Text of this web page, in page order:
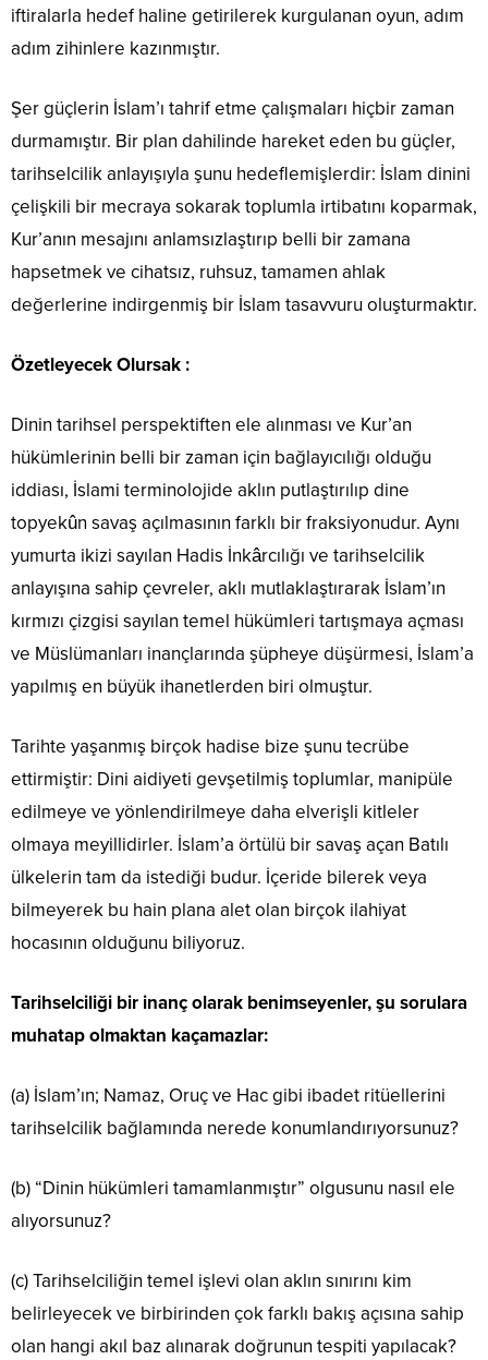
iftiralarla hedef haline getirilerek kurgulanan oyun, adım
adım zihinlere kazınmıştır.
Şer güçlerin İslam’ı tahrif etme çalışmaları hiçbir zaman
durmamıştır. Bir plan dahilinde hareket eden bu güçler,
tarihselcilik anlayışıyla şunu hedeflemişlerdir: İslam dinini
çelişkili bir mecraya sokarak toplumla irtibatını koparmak,
Kur’anın mesajını anlamsızlaştırıp belli bir zamana
hapsetmek ve cihatsız, ruhsuz, tamamen ahlak
değerlerine indirgenmiş bir İslam tasavvuru oluşturmaktır.
Özetleyecek Olursak :
Dinin tarihsel perspektiften ele alınması ve Kur’an
hükümlerinin belli bir zaman için bağlayıcılığı olduğu
iddiası, İslami terminolojide aklın putlaştırılıp dine
topyekûn savaş açılmasının farklı bir fraksiyonudur. Aynı
yumurta ikizi sayılan Hadis İnkârcılığı ve tarihselcilik
anlayışına sahip çevreler, aklı mutlaklaştırarak İslam’ın
kırmızı çizgisi sayılan temel hükümleri tartışmaya açması
ve Müslümanları inançlarında şüpheye düşürmesi, İslam’a
yapılmış en büyük ihanetlerden biri olmuştur.
Tarihte yaşanmış birçok hadise bize şunu tecrübe
ettirmiştir: Dini aidiyeti gevşetilmiş toplumlar, manipüle
edilmeye ve yönlendirilmeye daha elverişli kitleler
olmaya meyillidirler. İslam’a örtülü bir savaş açan Batılı
ülkelerin tam da istediği budur. İçeride bilerek veya
bilmeyerek bu hain plana alet olan birçok ilahiyat
hocasının olduğunu biliyoruz.
Tarihselciliği bir inanç olarak benimseyenler, şu sorulara
muhatap olmaktan kaçamazlar:
(a) İslam’ın; Namaz, Oruç ve Hac gibi ibadet ritüellerini
tarihselcilik bağlamında nerede konumlandırıyorsunuz?
(b) “Dinin hükümleri tamamlanmıştır” olgusunu nasıl ele
alıyorsunuz?
(c) Tarihselciliğin temel işlevi olan aklın sınırını kim
belirleyecek ve birbirinden çok farklı bakış açısına sahip
olan hangi akıl baz alınarak doğrunun tespiti yapılacak?